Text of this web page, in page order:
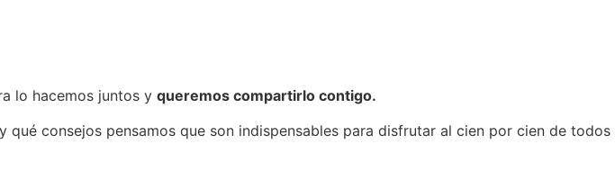
lo hacemos juntos y queremos compartirlo contigo.
y qué consejos pensamos que son indispensables para disfrutar al cien por cien de todos